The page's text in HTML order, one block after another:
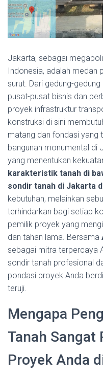
Jakarta, sebagai
Indonesia, adalah medan
surut. Dari gedung-
pusat-pusat bisnis dan
proyek infrastruktur
konstruksi di sini
matang dan fondasi yang
bangunan monumental di
yang menentukan
karakteristik tanah di
sondir tanah di Jakarta
kebutuhan, melainkan
terhindarkan bagi setiap
pemilik proyek yang
dan tahan lama. Bersama
sebagai mitra terpercaya
sondir tanah profesional
pondasi proyek Anda
teruji.
Mengapa
Tanah
Proyek Anda